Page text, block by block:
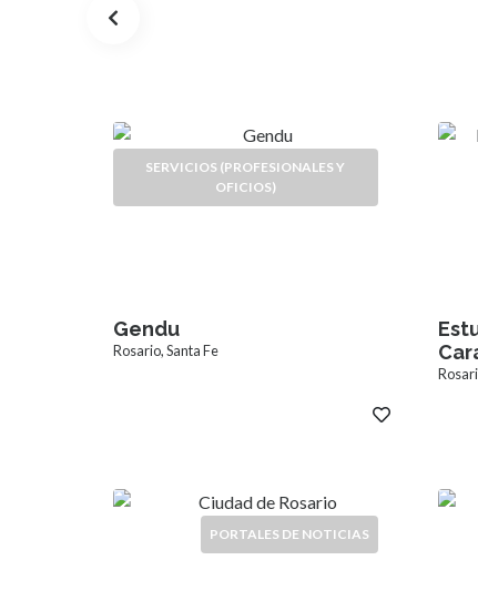
SERVICIOS (PROFESIONALES Y
OFICIOS)
Gendu
Rosario, Santa Fe
PORTALES DE NOTICIAS